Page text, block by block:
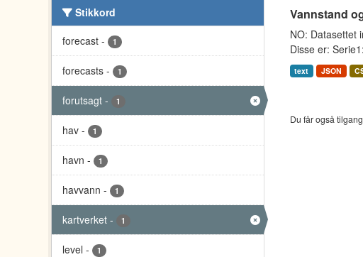
Stikkord
forecast - 1
forecasts - 1
forutsagt - 1
hav - 1
havn - 1
havvann - 1
kartverket - 1
level - 1
Vannstand
NO: Datasettet
Disse er:
text JSON
Du får også